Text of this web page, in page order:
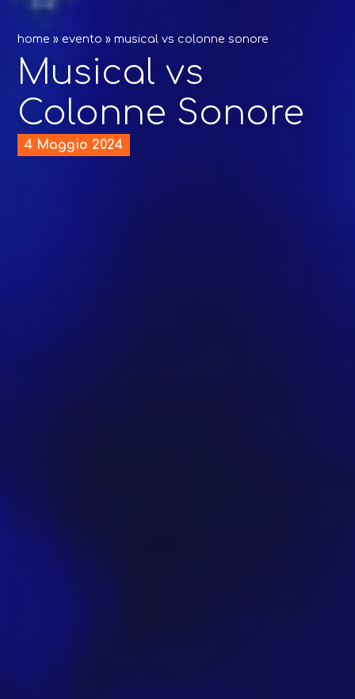
home » evento »musical vs colonne sonore
Musical vs
Colonne Sonore
4 Maggio 2024